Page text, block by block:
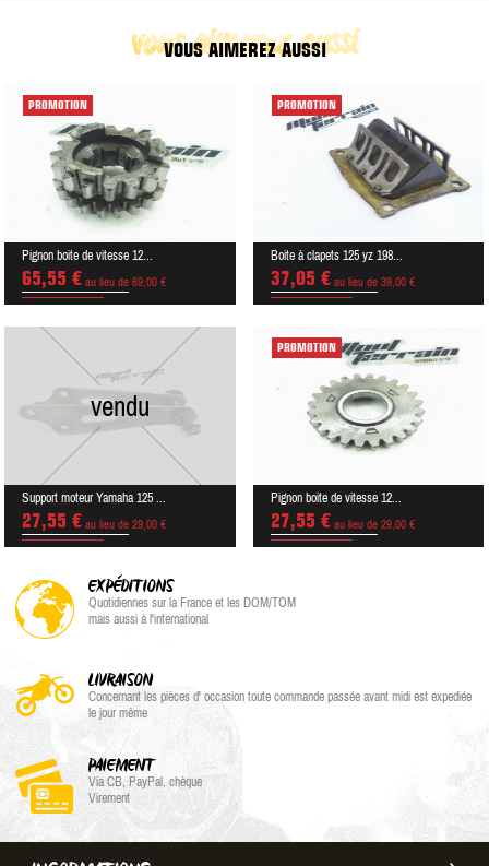
VOUS AIMEREZ AUSSI
vous aimerez aussi
PROMOTION
Pignon boite de vitesse 12...
65,55 € au lieu de 69,00 €
PROMOTION
Boite à clapets 125 yz 198...
37,05 € au lieu de 39,00 €
vendu
Support moteur Yamaha 125 ...
27,55 € au lieu de 29,00 €
PROMOTION
Pignon boite de vitesse 12...
27,55 € au lieu de 29,00 €
EXPÉDITIONS
Quotidiennes sur la France et les DOM/TOM
mais aussi à l'international
LIVRAISON
Concernant les pièces d' occasion toute commande passée avant midi est expediée
le jour même
PAIEMENT
Via CB, PayPal, chèque
Virement